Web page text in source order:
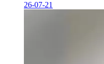
26-07-21